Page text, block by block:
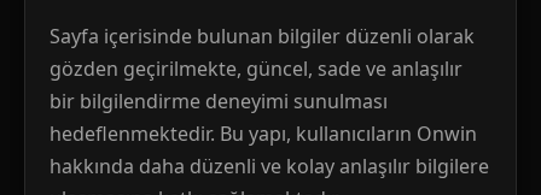
Sayfa içerisinde bulunan bilgiler düzenli olarak
gözden geçirilmekte, güncel, sade ve anlaşılır
bir bilgilendirme deneyimi sunulması
hedeflenmektedir. Bu yapı, kullanıcıların Onwin
hakkında daha düzenli ve kolay anlaşılır bilgilere